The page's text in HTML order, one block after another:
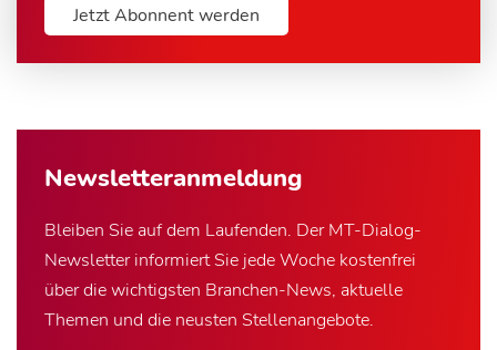
Newsletter­anmeldung
Bleiben Sie auf dem Laufenden. Der MT-Dialog-
Newsletter informiert Sie jede Woche kostenfrei
über die wichtigsten Branchen-News, aktuelle
Themen und die neusten Stellenangebote.
Jetzt Abonnent werden